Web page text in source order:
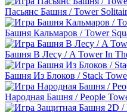
Пасьянс Башня / Tower
Башня Кальмаров / Tower
Башня В Лесу / A Tower In
Башня Из Блоков / Stack
Народная Башня / People